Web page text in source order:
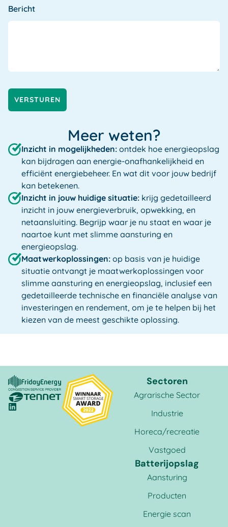
Bericht
VERSTUREN
Meer weten?
Inzicht in mogelijkheden: ontdek hoe energieopslag
kan bijdragen aan energie-onafhankelijkheid en
efficiënt energiebeheer. En wat dit voor jouw bedrijf
kan betekenen.
Inzicht in jouw huidige situatie: krijg gedetailleerd
inzicht in jouw energieverbruik, opwekking, en
netaansluiting. Begrijp waar je nu staat en waar je
naartoe kunt met slimme aansturing en
energieopslag.
Maatwerkoplossingen: op basis van je huidige
situatie ontvangt je maatwerkoplossingen voor
slimme aansturing en energieopslag, inclusief een
gedetailleerde technische en financiële analyse van
investeringen en rendement, om je te helpen bij het
kiezen van de meest geschikte oplossing.
Sectoren
Agrarische Sector
Industrie
Horeca/recreatie
Vastgoed
Batterijopslag
Aansturing
Producten
Energie scan